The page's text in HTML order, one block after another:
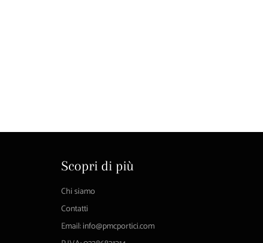
Scopri di più
Chi siamo
Contatti
Email: info@pmcportici.com